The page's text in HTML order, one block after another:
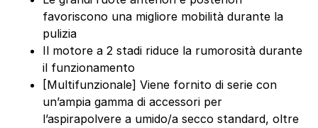
favoriscono una migliore mobilità durante la
pulizia
Il motore a 2 stadi riduce la rumorosità durante
il funzionamento
[Multifunzionale] Viene fornito di serie con
un’ampia gamma di accessori per
l’aspirapolvere a umido/a secco standard, oltre